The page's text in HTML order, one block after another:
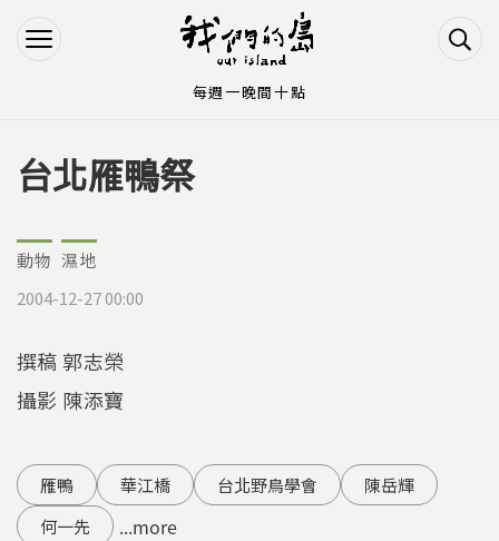
Jump to Navigation
Jump to Main content
您在這裡
台北雁鴨祭
動物 濕地
2004-12-27 00:00
撰稿 郭志榮
攝影 陳添寶
雁鴨 華江橋 台北野鳥學會
陳岳輝
何一先
...more
每週一晚間十點